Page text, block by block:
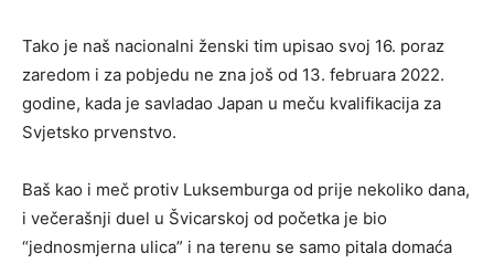
Tako je naš nacionalni ženski tim upisao svoj 16. poraz
zaredom i za pobjedu ne zna još od 13. februara 2022.
godine, kada je savladao Japan u meču kvalifikacija za
Svjetsko prvenstvo.
Baš kao i meč protiv Luksemburga od prije nekoliko dana,
i večerašnji duel u Švicarskoj od početka je bio
“jednosmjerna ulica” i na terenu se samo pitala domaća